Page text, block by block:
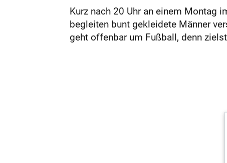
Kurz nach 20 Uhr an einem Montag
begleiten bunt gekleidete Männer
geht offenbar um Fußball, denn